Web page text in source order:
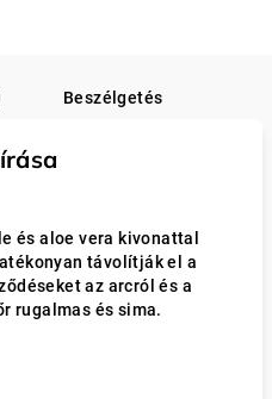
Beszélgetés
és aloe vera kivonattal
távolítják el a
az arcról és a
rugalmas és sima.